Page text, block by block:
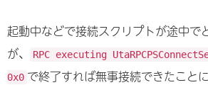
起動中などで接続スクリプトが途中で
が、
RPC executing
0x0 で終了すれば無事接続できたことに